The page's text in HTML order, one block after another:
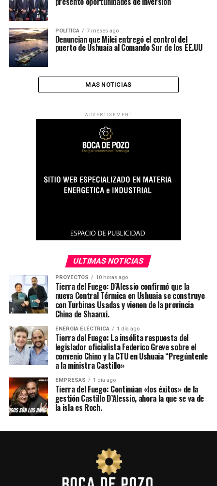
POLÍTICA 7 meses ago
Denuncian que Milei entregó el control del
puerto de Ushuaia al Comando Sur de los EE.UU
MAS NOTICIAS
ADVERTISEMENT
ULTIMAS NOTICIAS
PROYECTOS 10 horas ago
Tierra del Fuego: D’Alessio confirmó que la
nueva Central Térmica en Ushuaia se construye
con Turbinas Usadas y vienen de la provincia
China de Shaanxi.
ENERGÍA ELÉCTRICA 1 día ago
Tierra del Fuego: La insólita respuesta del
legislador oficialista Federico Greve sobre el
convenio Chino y la CTU en Ushuaia “Pregúntenle
a la ministra Castillo»
EMPRESAS 1 día ago
Tierra del Fuego: Continúan «los éxitos» de la
gestión Castillo D’Alessio, ahora la que se va de
la isla es Roch.